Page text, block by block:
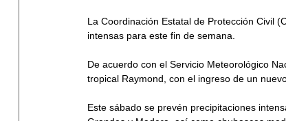
La Coordinación Estatal de Protección Civil
intensas para este fin de semana.
De acuerdo con el Servicio Meteorológico
tropical Raymond, con el ingreso de un
Este sábado se prevén precipitaciones